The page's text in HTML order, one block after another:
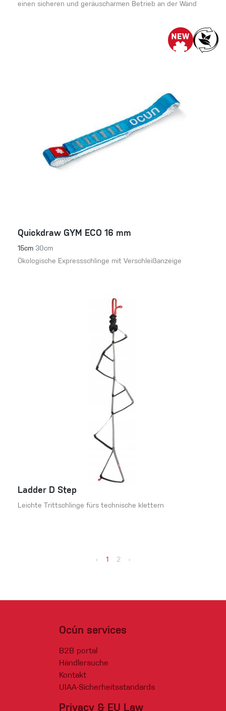
einen sicheren und geräuscharmen Betrieb an der Wand
Quickdraw GYM ECO 16 mm
15cm 30cm
Ökologische Expressschlinge mit Verschleißanzeige
Ladder D Step
Leichte Trittschlinge fürs technische klettern
‹ 1 2 ›
Ocún services
B2B portal
Händlersuche
Kontakt
UIAA-Sicherheitsstandards
Privacy & EU Law